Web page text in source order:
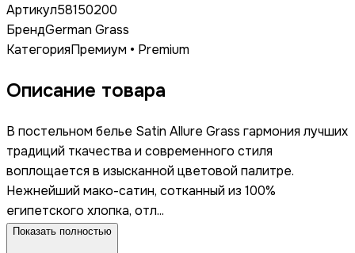
Артикул58150200
БрендGerman Grass
КатегорияПремиум • Premium
Описание товара
В постельном белье Satin Allure Grass гармония лучших
традиций ткачества и современного стиля
воплощается в изысканной цветовой палитре.
Нежнейший мако-сатин, сотканный из 100%
египетского хлопка, отл...
Показать полностью